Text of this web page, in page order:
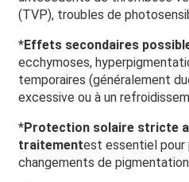
(TVP), troubles de
*Effets secondaires
ecchymoses,
temporaires (généralement
excessive ou à un
*Protection solaire stricte
traitementest essentiel pour
changements de